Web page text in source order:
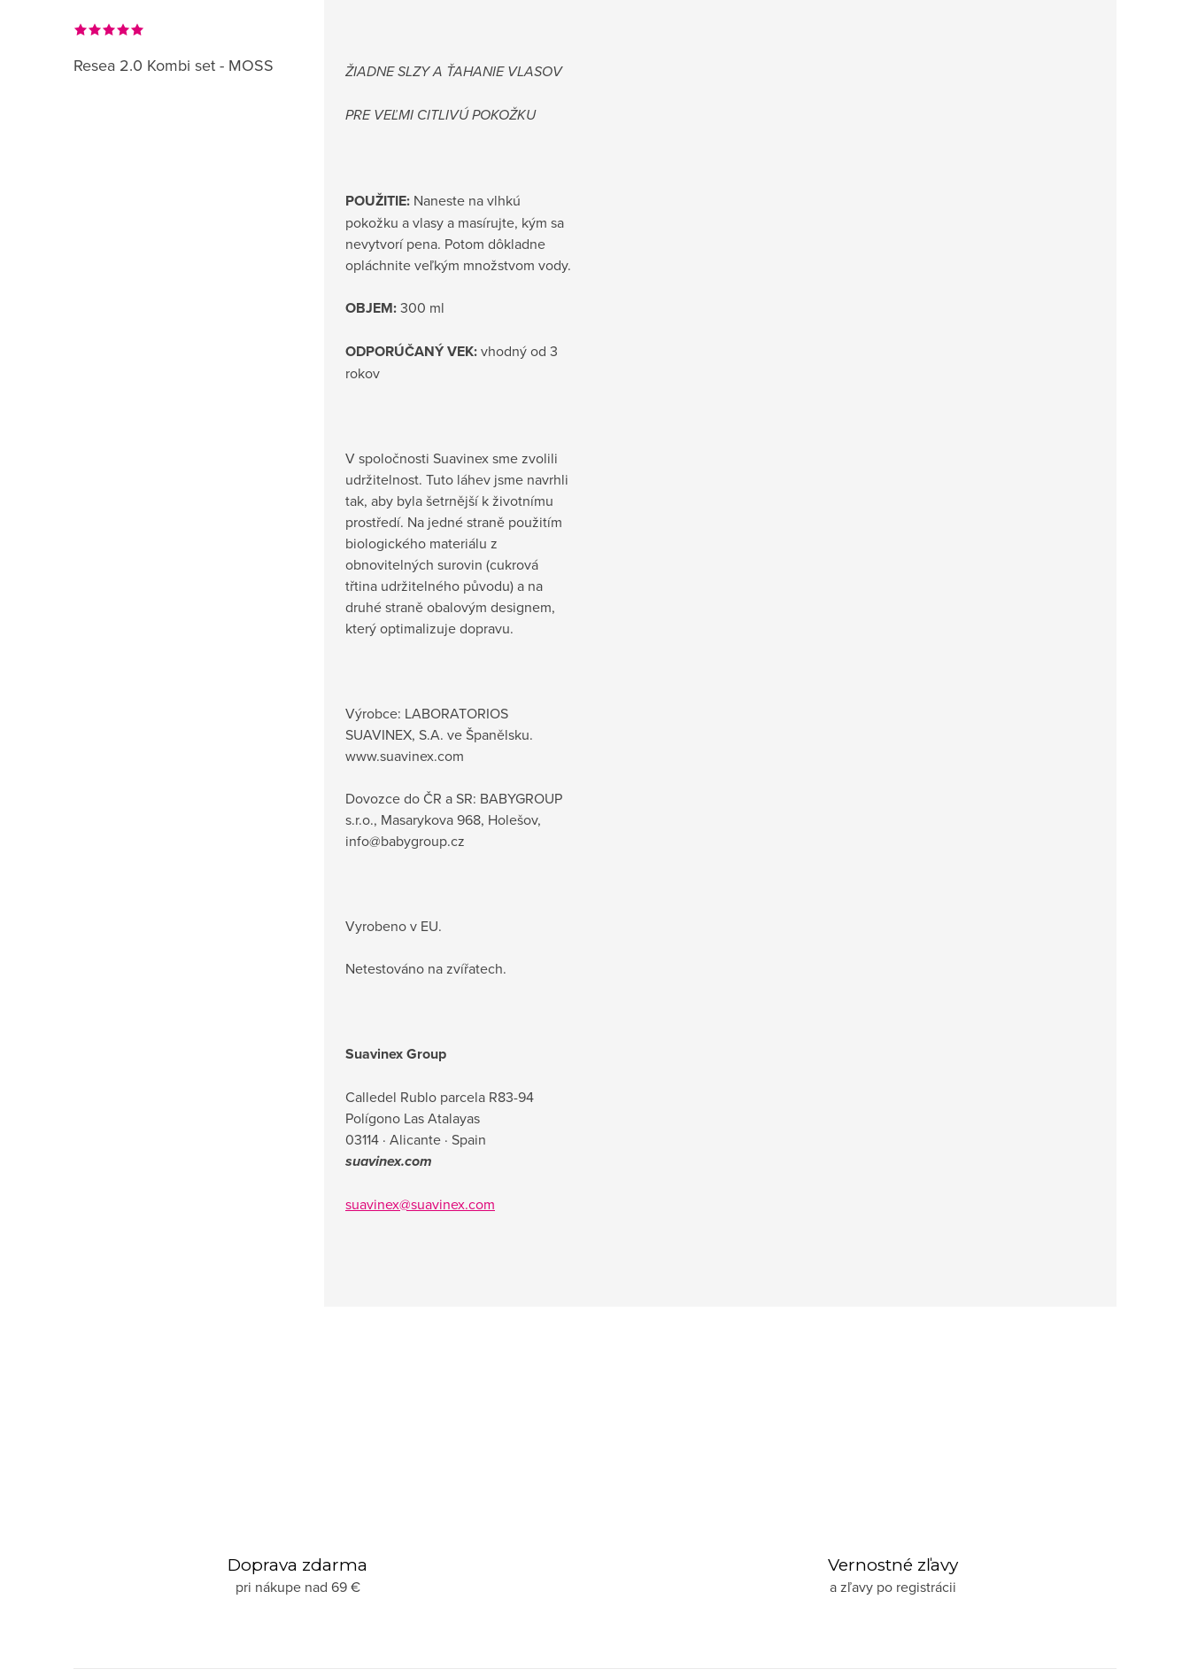
Resea 2.0 Kombi set - MOSS ŽIADNE SLZY A ŤAHANIE VLASOV
PRE VEĽMI CITLIVÚ POKOŽKU
POUŽITIE: Naneste na vlhkú
pokožku a vlasy a masírujte, kým sa
nevytvorí pena. Potom dôkladne
opláchnite veľkým množstvom vody.
OBJEM:300 ml
ODPORÚČANÝ VEK:vhodný od 3
rokov
V spoločnosti Suavinex sme zvolili
udržitelnost. Tuto láhev jsme navrhli
tak, aby byla šetrnější k životnímu
prostředí. Na jedné straně použitím
biologického materiálu z
obnovitelných surovin (cukrová
třtina udržitelného původu) a na
druhé straně obalovým designem,
který optimalizuje dopravu.
Výrobce: LABORATORIOS
SUAVINEX, S.A. ve Španělsku.
www.suavinex.com
Dovozce do ČR a SR: BABYGROUP
s.r.o., Masarykova 968, Holešov,
info@babygroup.cz
Vyrobeno v EU.
Netestováno na zvířatech.
Suavinex Group
Calledel Rublo parcela R83-94
Polígono Las Atalayas
03114 · Alicante · Spain
suavinex.com
suavinex@suavinex.com
Doprava zdarma
pri nákupe nad 69 €
Vernostné zľavy
a zľavy po registrácii